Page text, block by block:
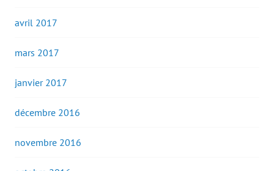
avril 2017
mars 2017
janvier 2017
décembre 2016
novembre 2016